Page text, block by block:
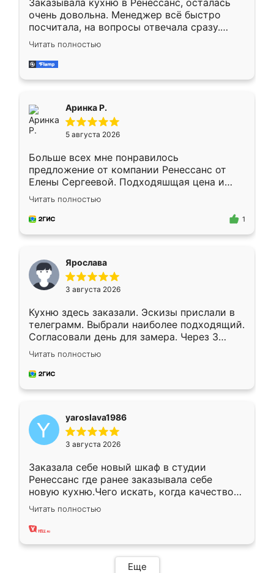
Заказывала кухню в Ренессанс, осталась
очень довольна. Менеджер всё быстро
посчитала, на вопросы отвечала сразу.
Замерщик приехал в субботу, подошёл к
делу со всей ответственностью. Собрали
за день, ребята работали аккуратно, даже
Читать полностью
Аринка Р.
5 августа 2026
Больше всех мне понравилось
предложение от компании Ренессанс от
Елены Сергеевой. Подходяшщая цена и
короткие сроки изготовления. Приехавший
для замера сотрудник Владислав
предложил по моему эскизу самый
Читать полностью
1
Ярослава
3 августа 2026
Кухню здесь заказали. Эскизы прислали в
телеграмм. Выбрали наиболее подходящий.
Согласовали день для замера. Через 3
недели кухня была уже готова. Остались
довольны работой. Спасибо Ренессанс
мебель за качественную работу!
Читать полностью
yaroslava1986
3 августа 2026
Заказала себе новый шкаф в студии
Ренессанс где ранее заказывала себе
новую кухню.Чего искать, когда качеством
вполне довольна. Служит кухня уже почти
два года, нареканий нет.
Читать полностью
Еще